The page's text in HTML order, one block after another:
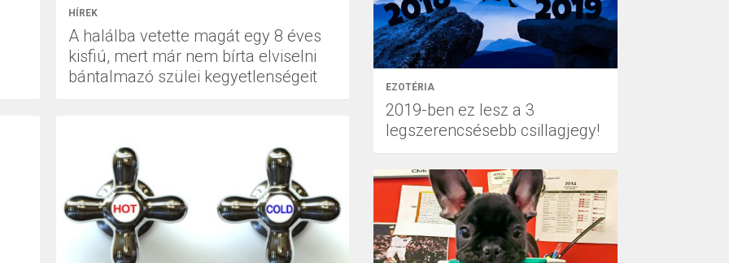
HÍREK
A halálba vetette magát egy 8 éves
kisfiú, mert már nem bírta elviselni
bántalmazó szülei kegyetlenségeit
EZOTÉRIA
2019-ben ez lesz a 3
legszerencsésebb csillagjegy!